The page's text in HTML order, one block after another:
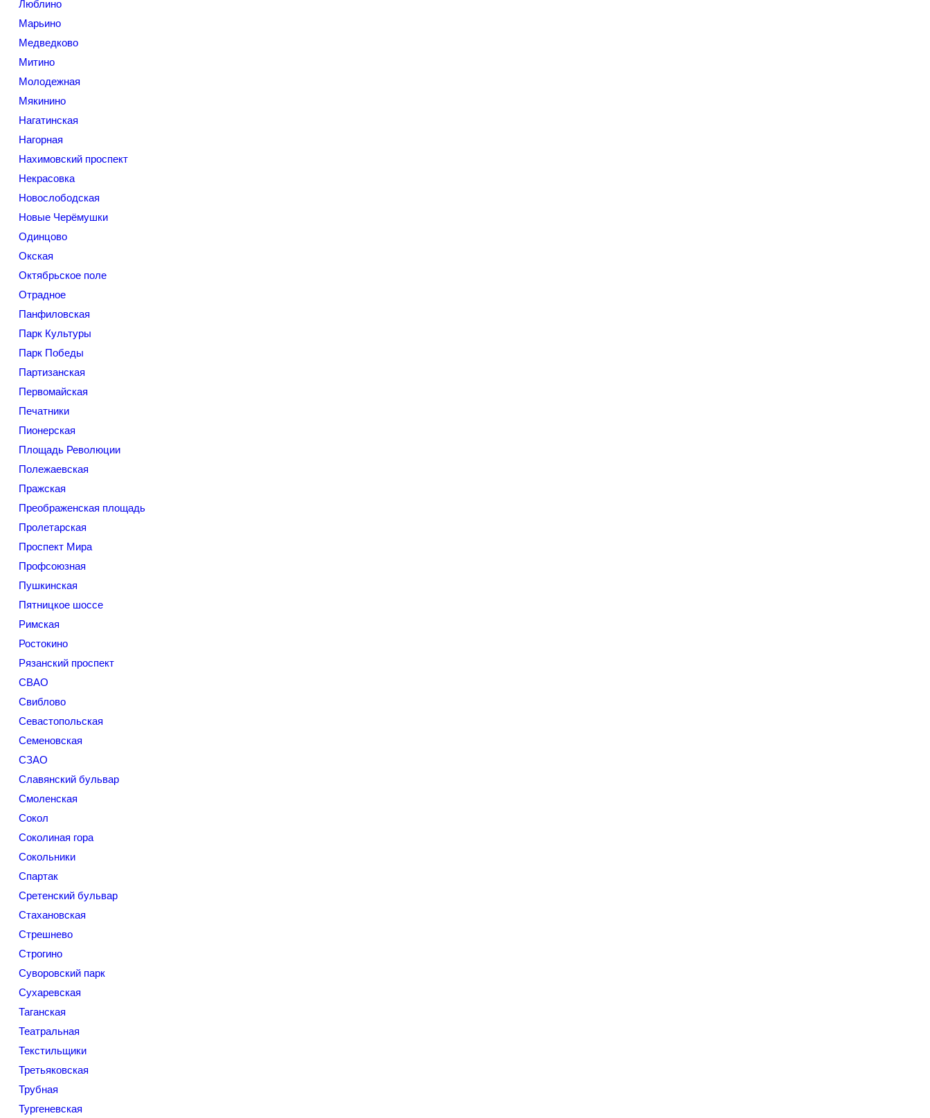
Люблино
Марьино
Медведково
Митино
Молодежная
Мякинино
Нагатинская
Нагорная
Нахимовский проспект
Некрасовка
Новослободская
Новые Черёмушки
Одинцово
Окская
Октябрьское поле
Отрадное
Панфиловская
Парк Культуры
Парк Победы
Партизанская
Первомайская
Печатники
Пионерская
Площадь Революции
Полежаевская
Пражская
Преображенская площадь
Пролетарская
Проспект Мира
Профсоюзная
Пушкинская
Пятницкое шоссе
Римская
Ростокино
Рязанский проспект
СВАО
Свиблово
Севастопольская
Семеновская
СЗАО
Славянский бульвар
Смоленская
Сокол
Соколиная гора
Сокольники
Спартак
Сретенский бульвар
Стахановская
Стрешнево
Строгино
Суворовский парк
Сухаревская
Таганская
Театральная
Текстильщики
Третьяковская
Трубная
Тургеневская